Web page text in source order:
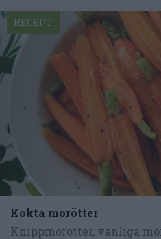
Kokta morötter
Knippmorötter, vanliga
RECEPT